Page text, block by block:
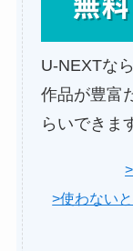
U-NEXTな
作品が豊富
らいできま
>使わない